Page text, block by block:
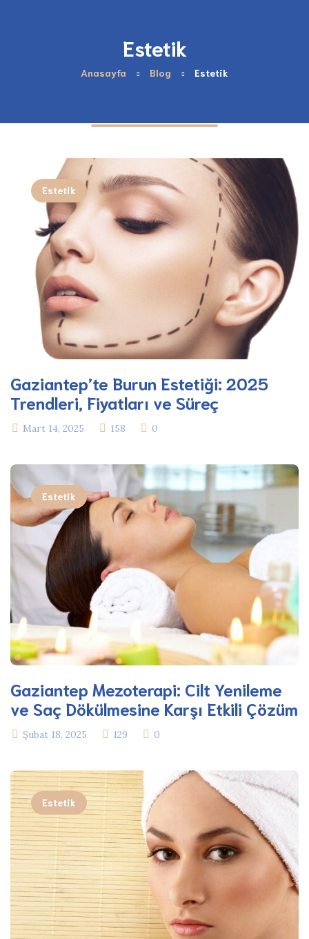
Estetik
Anasayfa Blog Estetik
Estetik
Gaziantep’te Burun Estetiği: 2025
Trendleri, Fiyatları ve Süreç
Mart 14, 2025 158 0
Estetik
Gaziantep Mezoterapi: Cilt Yenileme
ve Saç Dökülmesine Karşı Etkili Çözüm
Şubat 18, 2025 129 0
Estetik